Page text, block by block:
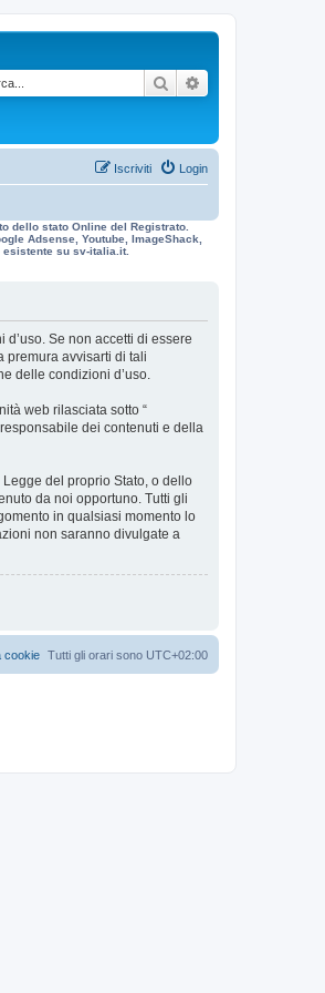
Cerca
Login
Iscriviti
dello stato Online del Registrato.
Adsense, Youtube, ImageShack,
su sv-italia.it.
d’uso. Se non accetti di essere
premura avvisarti di tali
delle condizioni d’uso.
web rilasciata sotto “
dei contenuti e della
del proprio Stato, o dello
da noi opportuno. Tutti gli
in qualsiasi momento lo
non saranno divulgate a
Tutti gli orari sono UTC+02:00
cookie